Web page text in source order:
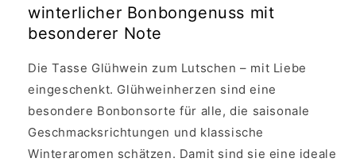
winterlicher Bonbongenuss mit
besonderer Note
Die Tasse Glühwein zum Lutschen – mit Liebe
eingeschenkt. Glühweinherzen sind eine
besondere Bonbonsorte für alle, die saisonale
Geschmacksrichtungen und klassische
Winteraromen schätzen. Damit sind sie eine ideale